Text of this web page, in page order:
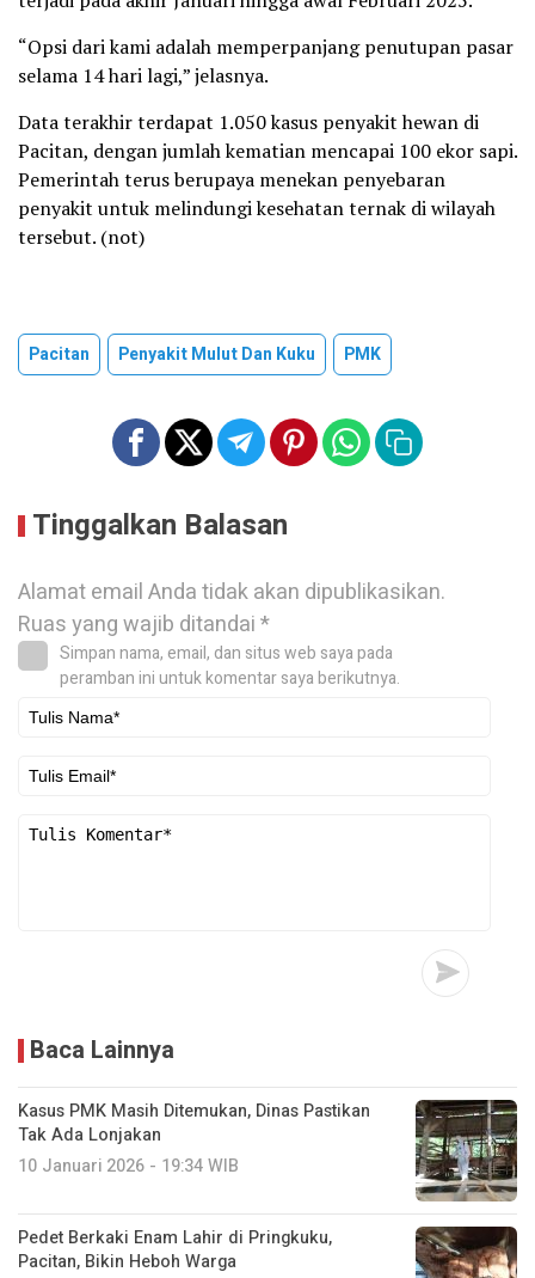
“Opsi dari kami adalah memperpanjang penutupan pasar
selama 14 hari lagi,” jelasnya.
Data terakhir terdapat 1.050 kasus penyakit hewan di
Pacitan, dengan jumlah kematian mencapai 100 ekor sapi.
Pemerintah terus berupaya menekan penyebaran
penyakit untuk melindungi kesehatan ternak di wilayah
tersebut. (not)
Pacitan Penyakit Mulut Dan Kuku PMK
Tinggalkan Balasan
Alamat email Anda tidak akan dipublikasikan.
Ruas yang wajib ditandai*
Simpan nama, email, dan situs web saya pada
peramban ini untuk komentar saya berikutnya.
Baca Lainnya
Kasus PMK Masih Ditemukan, Dinas Pastikan
Tak Ada Lonjakan
10 Januari 2026 - 19:34 WIB
Pedet Berkaki Enam Lahir di Pringkuku,
Pacitan, Bikin Heboh Warga